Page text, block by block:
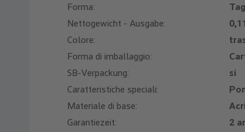
Forma:
Nettogewicht - Ausgabe:
Colore:
Forma di imballaggio:
SB-Verpackung:
si
Caratteristiche speciali:
Materiale di base:
Garantiezeit:
2